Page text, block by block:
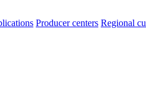
Producer centers Regional